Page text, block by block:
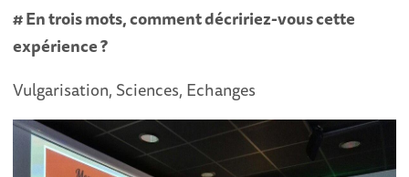
# En trois mots, comment décririez-vous cette
expérience ?
Vulgarisation, Sciences, Echanges